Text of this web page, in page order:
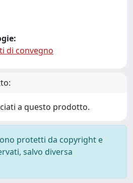
di convegno
a questo prodotto.
protetti da copyright e
salvo diversa